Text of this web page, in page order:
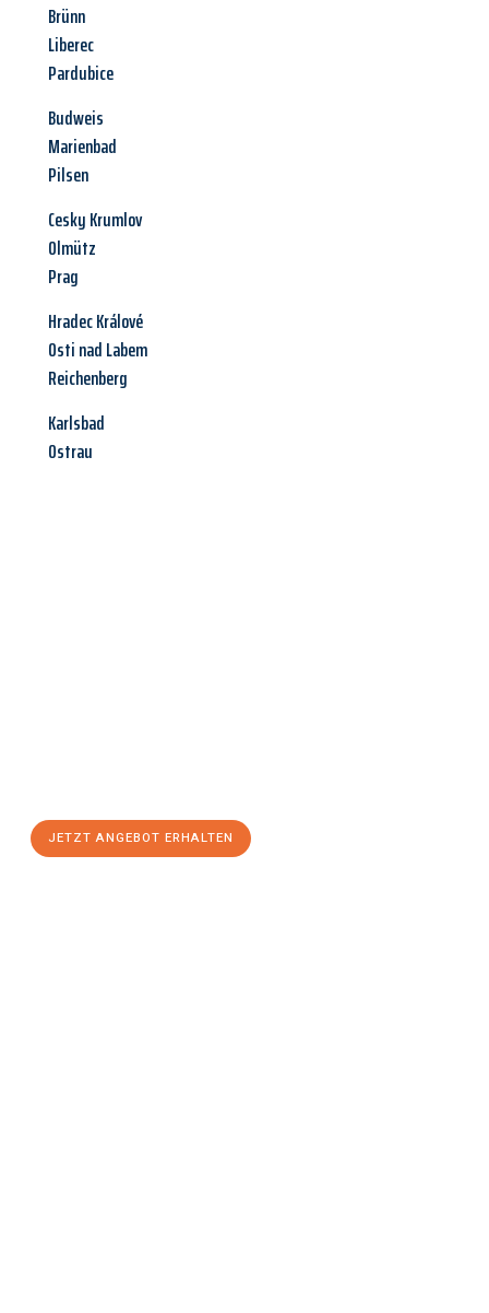
Brünn
Liberec
Pardubice
Budweis
Marienbad
Pilsen
Cesky Krumlov
Olmütz
Prag
Hradec Králové
Osti nad Labem
Reichenberg
Karlsbad
Ostrau
JETZT ANGEBOT ERHALTEN